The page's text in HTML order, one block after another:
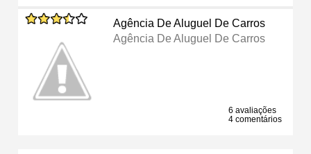
Agência De Aluguel De Carros
Agência De Aluguel De Carros
6 avaliações
4 comentários